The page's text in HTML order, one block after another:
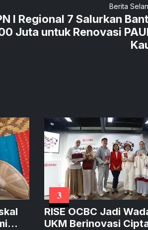
Berita
I Regional 7 Salurkan
Juta untuk Renovasi
3
RISE OCBC Jadi
UKM Berinovasi